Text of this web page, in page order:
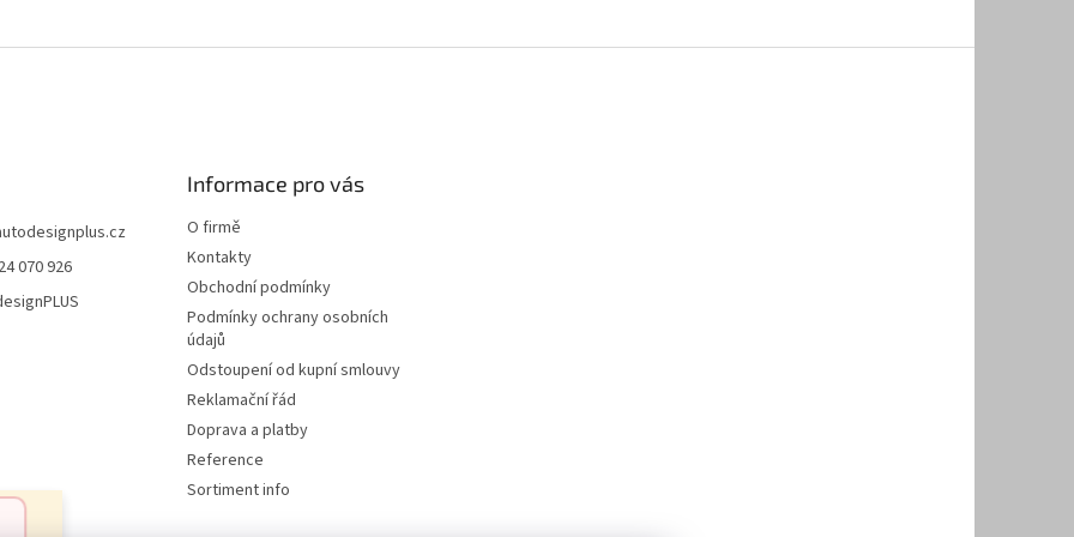
070 926
Informace pro vás
O firmě
Kontakty
Obchodní podmínky
Podmínky ochrany osobních
údajů
Odstoupení od kupní smlouvy
Reklamační řád
Doprava a platby
Reference
Sortiment info